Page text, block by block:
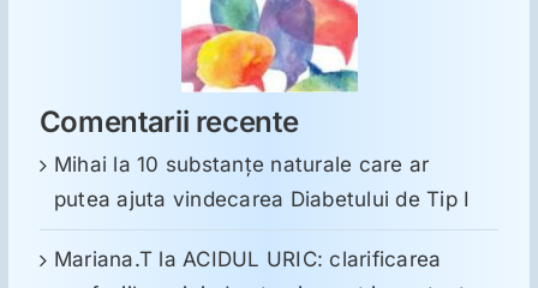
Comentarii recente
Mihai la10 substanţe naturale care ar
putea ajuta vindecarea Diabetului de Tip I
Mariana.T laACIDUL URIC: clarificarea